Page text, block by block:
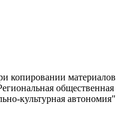
материалов
общественная
культурная автономия"